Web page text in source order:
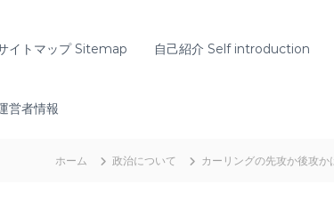
イトマップ Sitemap 自己紹介 Self introduction
営者情報
ホーム 政治について カーリングの先攻か後攻か